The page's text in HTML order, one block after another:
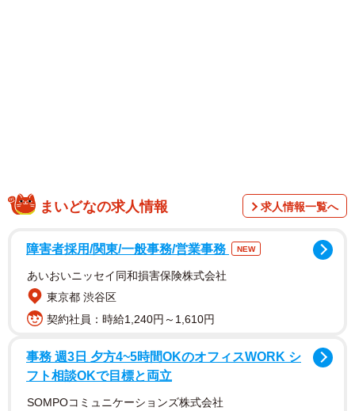
つこのみこと）」が河内の国からこの地へ向かう途中、道
り着いたという言い伝えからだそう。境内では、故事にな
らい、振り返り、振り返り神を導いたうさぎの姿を、さま
ざまな形で見つけることができます。近年では「みかえり
兎」の物語の舞台としても知られ、良縁や正しい道への信
愛称で「京都のうさぎ神社」と呼ばれるだけあって、大き
な赤い鳥居をくぐって参道を進むと、右手に手水舎からう
まいどなの求人情報 求人情報一覧へ
障害者採用/関東/一般事務/営業事務 NEW
あいおいニッセイ同和損害保険株式会社
東京都 渋谷区
契約社員：時給1,240円～1,610円
事務 週3日 夕方4~5時間OKのオフィスWORK シ
フト相談OKで目標と両立
SOMPOコミュニケーションズ株式会社